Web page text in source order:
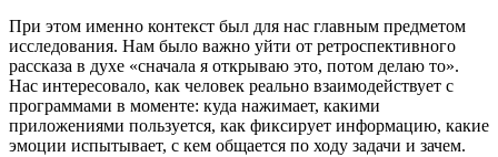
При этом именно контекст был для нас главным предметом
исследования. Нам было важно уйти от ретроспективного
рассказа в духе «сначала я открываю это, потом делаю то».
Нас интересовало, как человек реально взаимодействует с
программами в моменте: куда нажимает, какими
приложениями пользуется, как фиксирует информацию, какие
эмоции испытывает, с кем общается по ходу задачи и зачем.